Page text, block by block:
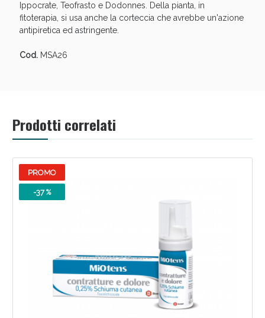
Ippocrate, Teofrasto e Dodonnes. Della pianta, in
fitoterapia, si usa anche la corteccia che avrebbe un'azione
antipiretica ed astringente.
Cod.MSA26
Prodotti correlati
PROMO
-37 %
Benessere Intestinale: Sconto fino al 55% valido
Scopri le offerte di Oggi